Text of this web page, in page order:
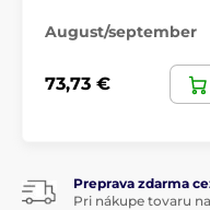
August/september
73,73 €
Preprava zdarma
Pri nákupe tovaru